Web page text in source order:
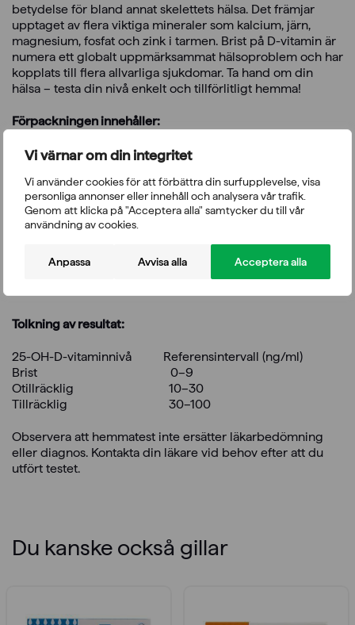
Vi värnar om din integritet
Vi använder cookies för att förbättra din surfupplevelse, visa
personliga annonser eller innehåll och analysera vår trafik.
Genom att klicka på "Acceptera alla" samtycker du till vår
användning av cookies.
Anpassa Avvisa alla Acceptera alla
betydelse för bland annat skelettets hälsa. Det främjar
upptaget av flera viktiga mineraler som kalcium, järn,
magnesium, fosfat och zink i tarmen. Brist på D-vitamin är
numera ett globalt uppmärksammat hälsoproblem och har
kopplats till flera allvarliga sjukdomar. Ta hand om din
hälsa – testa din nivå enkelt och tillförlitligt hemma!
Förpackningen innehåller:
Testkassett
Lansett
Alkoholbaserad desinfektionsduk
Färgkarta för avläsning
Bipacksedel
Du behöver även: en timer eller klocka (ingår ej i
förpackningen). Se bruksanvisningen i förpackningen
eller
Tolkning av resultat:
25-OH-D-vitaminnivå Referensintervall (ng/ml)
Brist 0–9
Otillräcklig 10–30
Tillräcklig 30–100
Observera att hemmatest inte ersätter läkarbedömning
eller diagnos. Kontakta din läkare vid behov efter att du
utfört testet.
Du kanske också gillar